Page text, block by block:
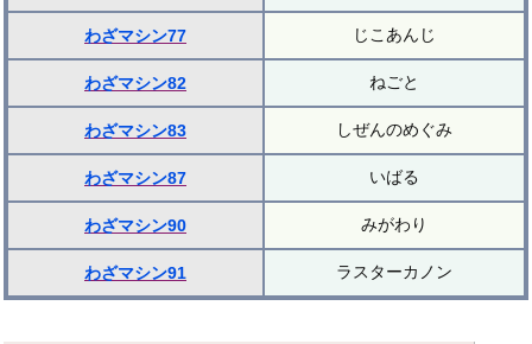
わざマシン77 じこあんじ
わざマシン82 ねごと
わざマシン83 しぜんのめぐみ
わざマシン87 いばる
わざマシン90 みがわり
わざマシン91 ラスターカノン